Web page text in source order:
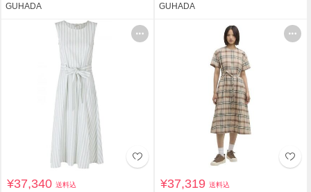
GUHADA GUHADA
¥37,340送料込 ¥37,319送料込